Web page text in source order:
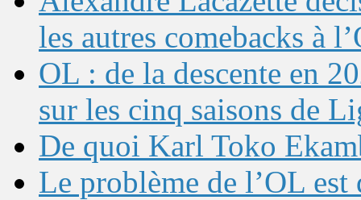
les autres comebacks à
OL : de la descente en
sur les cinq saisons de
De quoi Karl Toko
Le problème de l’OL